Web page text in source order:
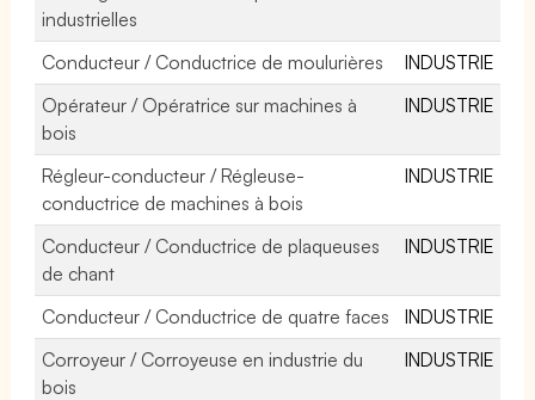
industrielles
Conducteur / Conductrice de moulurières
INDUSTRIE
Opérateur / Opératrice sur machines à
bois
INDUSTRIE
Régleur-conducteur / Régleuse-
conductrice de machines à bois
INDUSTRIE
Conducteur / Conductrice de plaqueuses
de chant
INDUSTRIE
Conducteur / Conductrice de quatre faces
INDUSTRIE
Corroyeur / Corroyeuse en industrie du
bois
INDUSTRIE